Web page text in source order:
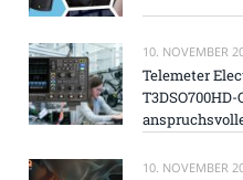
10. NOVEMBER
Telemeter
10. NOVEMBER